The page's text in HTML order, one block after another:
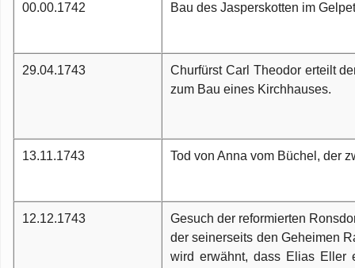
00.00.1742 Bau des Jasperskotten im
29.04.1743
Churfürst Carl Theodor erteilt
zum Bau eines Kirchhauses.
13.11.1743 Tod von Anna vom Büchel, der
12.12.1743
Gesuch der reformierten
der seinerseits den Geheimen
wird erwähnt, dass Elias Eller